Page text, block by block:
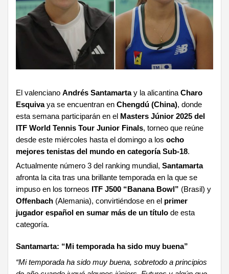
El valenciano Andrés Santamartay la alicantina Charo
Esquivaya se encuentran en Chengdú (China), donde
esta semana participarán en el Masters Júnior 2025 del
ITF World Tennis Tour Junior Finals, torneo que reúne
desde este miércoles hasta el domingo a los ocho
mejores tenistas del mundo en categoría Sub-18.
Actualmente número 3 del ranking mundial, Santamarta
afronta la cita tras una brillante temporada en la que se
impuso en los torneos ITF J500 “Banana Bowl” (Brasil) y
Offenbach (Alemania), convirtiéndose en el primer
jugador español en sumar más de un título de esta
categoría.
Santamarta: “Mi temporada ha sido muy buena”
“Mi temporada ha sido muy buena, sobretodo a principios